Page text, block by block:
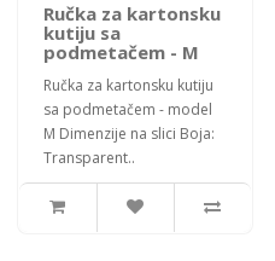
Ručka za kartonsku
kutiju sa
podmetačem - M
Ručka za kartonsku kutiju
sa podmetačem - model
M Dimenzije na slici Boja:
Transparent..